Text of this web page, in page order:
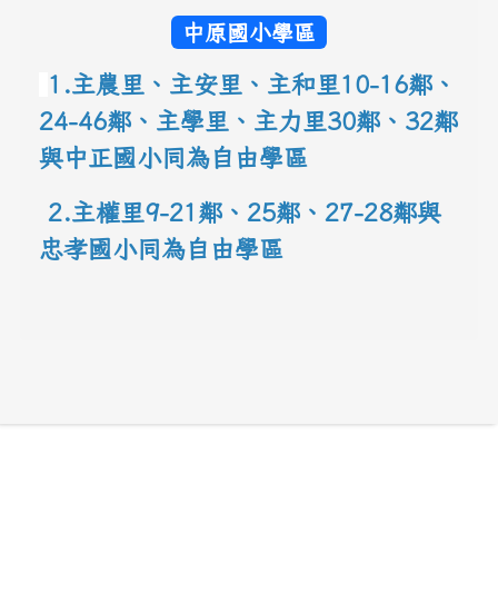
中原國小學區
1.主農里、主安里、主和里10-16鄰 、
24-46鄰、主學里、主力里30鄰 、 32鄰
與中正國小同為自由學區
2.主權里9-21鄰、25鄰 、 27-28鄰與
忠孝國小同為自由學區